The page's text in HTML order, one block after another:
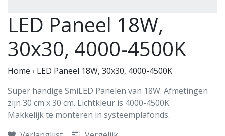
LED Paneel 18W,
30x30, 4000-4500K
Home › LED Paneel 18W, 30x30, 4000-4500K
Super handige SmiLED Panelen van 18W. Afmetingen
zijn 30 cm x 30 cm. Lichtkleur is 4000-4500K.
Makkelijk te monteren in systeemplafonds.